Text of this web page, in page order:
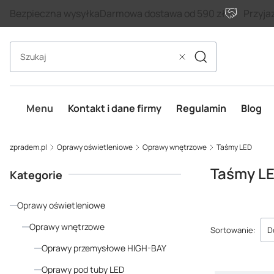
Bezpieczna wysyłkaDarmowa dostawa od 590 zł
WyczyśćSzukaj
Menu Kontakt i dane firmy Regulamin Blog
zpradem.pl Oprawy oświetleniowe Oprawy wnętrzowe Taśmy LED
Kategorie
Oprawy oświetleniowe
Oprawy wnętrzowe
Oprawy przemysłowe HIGH-BAY
Oprawy pod tuby LED
Taśmy
Lista
Sortowanie: